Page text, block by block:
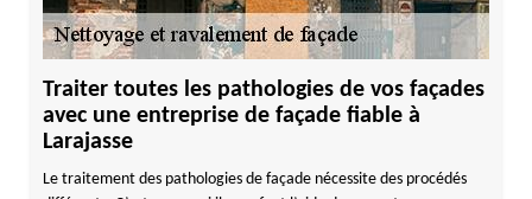
Traiter toutes les pathologies de vos façades
avec une entreprise de façade fiable à
Larajasse
Le traitement des pathologies de façade nécessite des procédés